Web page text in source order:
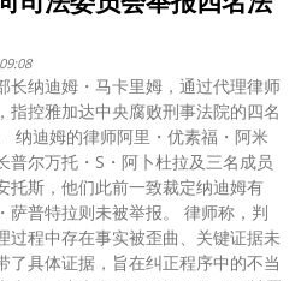
长纳迪姆・马卡里姆，通过代理律师
指控雅加达中央腐败刑事法院的四名
普尔万托・S・阿卜杜拉及三名成员
托斯，他们此前一致裁定纳迪姆有
则未被举报。 律师称，判
过程中存在事实被歪曲、关键证据未
了具体证据，旨在纠正程序中的不当